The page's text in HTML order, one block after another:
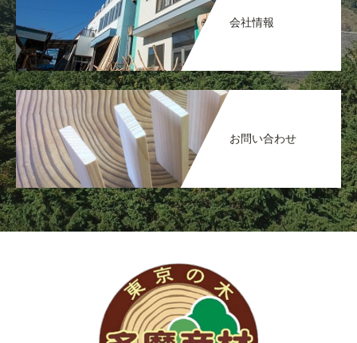
会社情報
お問い合わせ